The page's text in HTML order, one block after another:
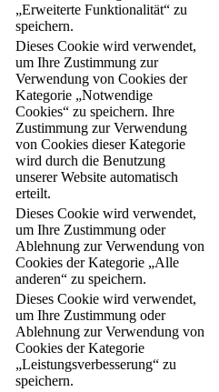
„Erweiterte Funktionalität“ zu
speichern.
Dieses Cookie wird verwendet,
um Ihre Zustimmung zur
Verwendung von Cookies der
Kategorie „Notwendige
Cookies“ zu speichern. Ihre
Zustimmung zur Verwendung
von Cookies dieser Kategorie
wird durch die Benutzung
unserer Website automatisch
erteilt.
Dieses Cookie wird verwendet,
um Ihre Zustimmung oder
Ablehnung zur Verwendung von
Cookies der Kategorie „Alle
anderen“ zu speichern.
Dieses Cookie wird verwendet,
um Ihre Zustimmung oder
Ablehnung zur Verwendung von
Cookies der Kategorie
„Leistungsverbesserung“ zu
speichern.